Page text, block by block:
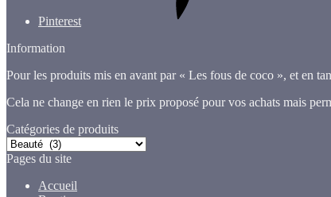
Pinterest
Information
Pour les produits mis en avant par « Les fous de coco », et en
Cela ne change en rien le prix proposé pour vos achats mais
Catégories de produits
Pages du site
Accueil